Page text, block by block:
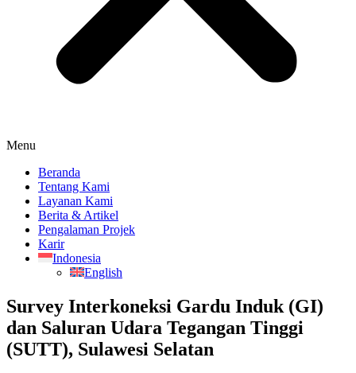
Menu
Beranda
Tentang Kami
Layanan Kami
Berita & Artikel
Pengalaman Projek
Karir
Indonesia
English
Survey Interkoneksi Gardu Induk (GI)
dan Saluran Udara Tegangan Tinggi
(SUTT), Sulawesi Selatan